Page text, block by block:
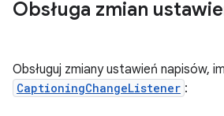
Obsługa zmian
Obsługuj zmiany ustawień napisów,
CaptioningChangeListener :